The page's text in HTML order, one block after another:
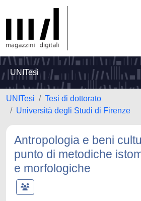
UNITesi
UNITesi
Tesi di dottorato
Università degli Studi di Firenze
Antropologia e beni
punto di metodiche
e morfologiche